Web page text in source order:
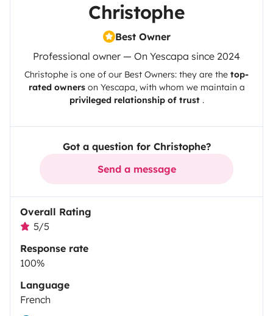
Christophe
Best Owner
Professional owner — On Yescapa since 2024
Christophe is one of our Best Owners: they are the top-
rated ownerson Yescapa, with whom we maintain a
privileged relationship of trust.
Got a question for Christophe?
Send a message
Overall Rating
5/5
Response rate
100%
Language
French